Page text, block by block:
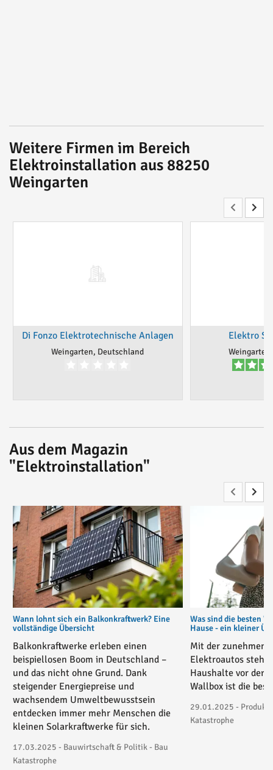
Weitere Firmen im Bereich
Elektroinstallation aus 88250
Weingarten
Di Fonzo Elektrotechnische Anlagen
Weingarten, Deutschland
Elektro
Aus dem Magazin
"Elektroinstallation"
Wann lohnt sich ein Balkonkraftwerk? Eine
vollständige Übersicht
Balkonkraftwerke erleben einen
beispiellosen Boom in Deutschland –
und das nicht ohne Grund. Dank
steigender Energiepreise und
wachsendem Umweltbewusstsein
entdecken immer mehr Menschen die
kleinen Solarkraftwerke für sich.
17.03.2025 - Bauwirtschaft & Politik - Bau
Katastrophe
Was sind die besten
Hause - ein kleiner
Mit der
Elektroautos
Haushalte vor der
Wallbox ist die
29.01.2025 -
Katastrophe